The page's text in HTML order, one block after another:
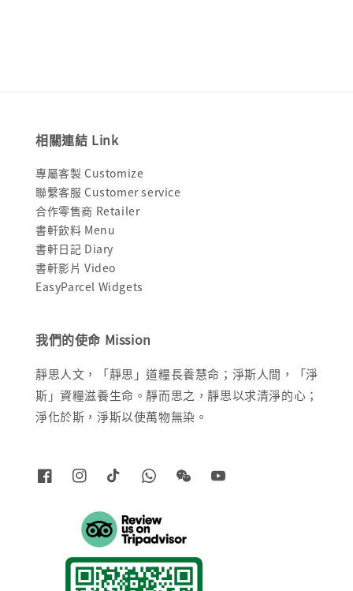
相關連結 Link
專屬客製 Customize
聯繫客服 Customer service
合作零售商 Retailer
書軒飲料 Menu
書軒日記 Diary
書軒影片 Video
EasyParcel Widgets
我們的使命 Mission
靜思人文，「靜思」道糧長養慧命；淨斯人間，「淨
斯」資糧滋養生命。靜而思之，靜思以求清淨的心；
淨化於斯，淨斯以使萬物無染。